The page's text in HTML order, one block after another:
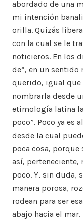
abordado de una
mi intención
orilla. Quizás
con la cual se le
noticieros. En los
de”, en un sentido
querido, igual que
nombrarla desde
etimología latina
poco”. Poco ya es
desde la cual
poca cosa, porque
así, perteneciente,
poco. Y, sin
manera porosa,
rodean para ser
abajo hacia el mar.